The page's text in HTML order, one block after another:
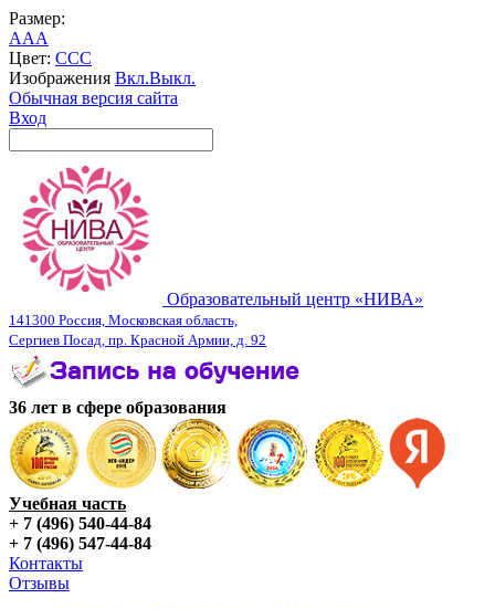
Размер:
AAA
Цвет: CCC
Изображения Вкл.Выкл.
Обычная версия сайта
Вход
Образовательный центр «НИВА»
141300 Россия, Московская область,
Сергиев Посад, пр. Красной Армии, д. 92
36 лет в сфере образования
Учебная часть
+ 7 (496) 540-44-84
+ 7 (496) 547-44-84
Контакты
Отзывы